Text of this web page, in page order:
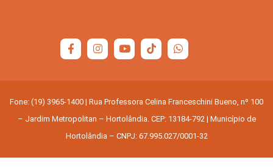
Fone: (19) 3965-1400 | Rua Professora Celina Franceschini Bueno, nº 100
– Jardim Metropolitan – Hortolândia. CEP: 13184-792 | Município de
Hortolândia – CNPJ: 67.995.027/0001-32